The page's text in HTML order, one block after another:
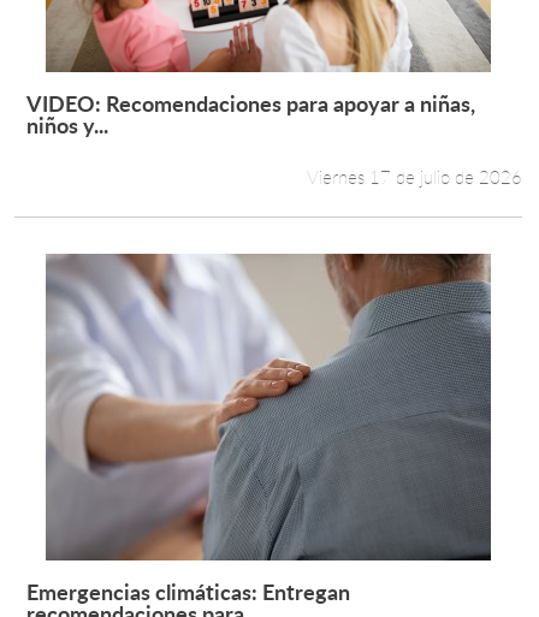
Leer más +
VIDEO: Recomendaciones para apoyar a niñas,
niños y...
Viernes 17 de julio de 2026
Leer más +
Emergencias climáticas: Entregan